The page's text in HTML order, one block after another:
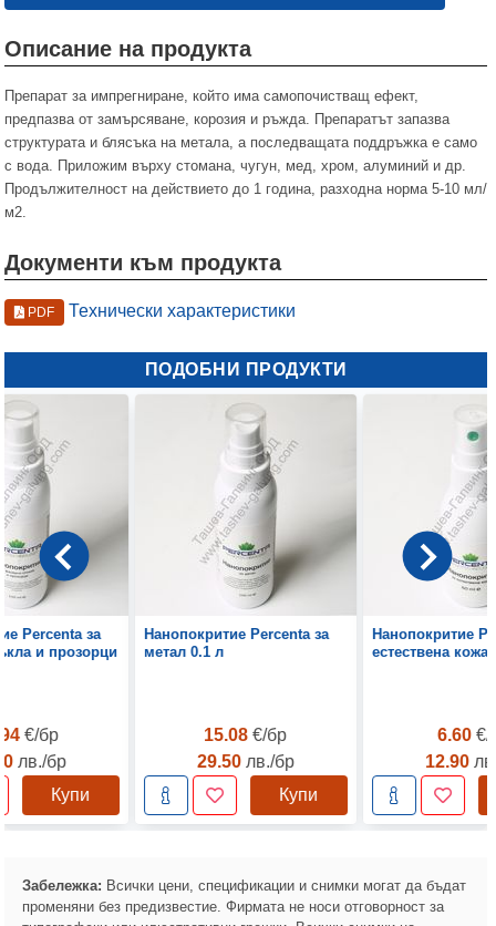
Описание на продукта
Препарат за импрегниране, който има самопочистващ ефект,
предпазва от замърсяване, корозия и ръжда. Препаратът запазва
структурата и блясъка на метала, а последващата поддръжка е само
с вода. Приложим върху стомана, чугун, мед, хром, алуминий и др.
Продължителност на действието до 1 година, разходна норма 5-10 мл/
м2.
Документи към продукта
PDF Технически характеристики
ПОДОБНИ ПРОДУКТИ
Percenta за
и прозорци
€/бр
лв./бр
Купи
Нанопокритие Percenta за
метал 0.1 л
15.08€/бр
29.50 лв./бр
Купи
Нанопокритие
естествена кожа
6.60€/
12.90
Забележка: Всички цени, спецификации и снимки могат да бъдат
променяни без предизвестие. Фирмата не носи отговорност за